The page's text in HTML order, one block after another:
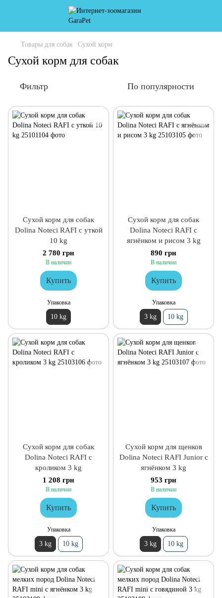
Товары для собак Сухой корм
Сухой корм для собак
Фильтр По популярности
Сухой корм для собак
Dolina Noteci RAFI с уткой
10 kg
2 780 грн
В наличии
Купить
Упаковка
10 kg
Сухой корм для собак
Dolina Noteci RAFI с
ягнёнком и рисом 3 kg
890 грн
В наличии
Купить
Упаковка
3 kg 10 kg
Сухой корм для собак
Dolina Noteci RAFI с
кроликом 3 kg
1 208 грн
В наличии
Купить
Упаковка
3 kg 10 kg
Сухой корм для щенков
Dolina Noteci RAFI Junior с
ягнёнком 3 kg
953 грн
В наличии
Купить
Упаковка
3 kg 10 kg